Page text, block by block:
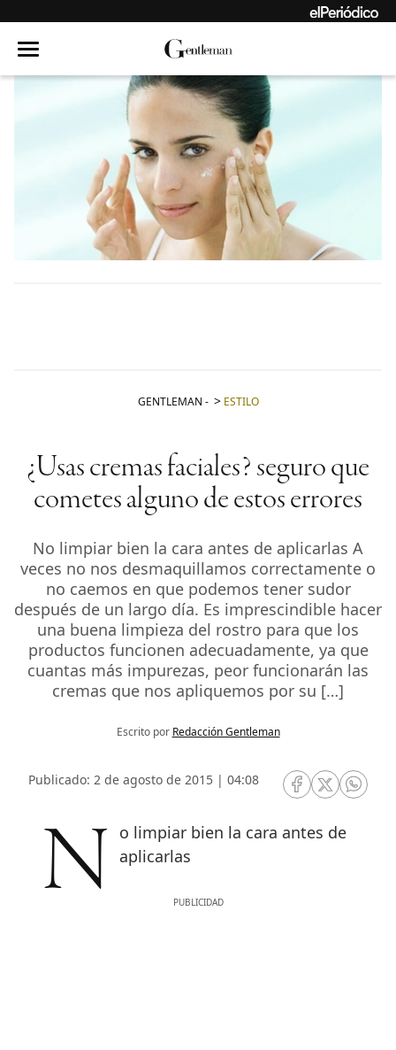
GENTLEMAN - ESTILO
¿Usas cremas faciales? seguro que
cometes alguno de estos errores
No limpiar bien la cara antes de aplicarlas A
veces no nos desmaquillamos correctamente o
no caemos en que podemos tener sudor
después de un largo día. Es imprescindible hacer
una buena limpieza del rostro para que los
productos funcionen adecuadamente, ya que
cuantas más impurezas, peor funcionarán las
cremas que nos apliquemos por su […]
Escrito por Redacción Gentleman
Publicado: 2 de agosto de 2015 | 04:08
RRSS Facebook
RRSSRRSS
No limpiar bien la cara antes de aplicarlas